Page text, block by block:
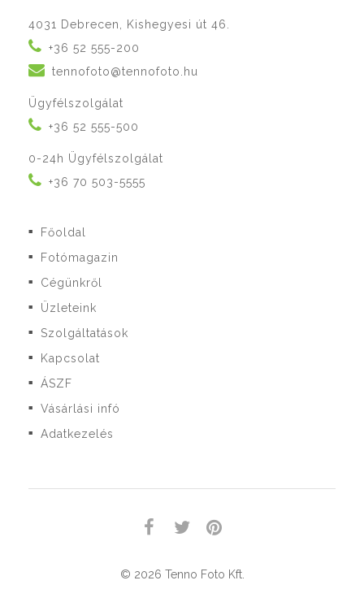
4031 Debrecen, Kishegyesi út 46.
+36 52 555-200
tennofoto@tennofoto.hu
Ügyfélszolgálat
+36 52 555-500
0-24h Ügyfélszolgálat
+36 70 503-5555
■ Főoldal
■ Fotómagazin
■ Cégünkről
■ Üzleteink
■ Szolgáltatások
■ Kapcsolat
■ ÁSZF
■ Vásárlási infó
■ Adatkezelés
© 2026 Tenno Foto Kft.